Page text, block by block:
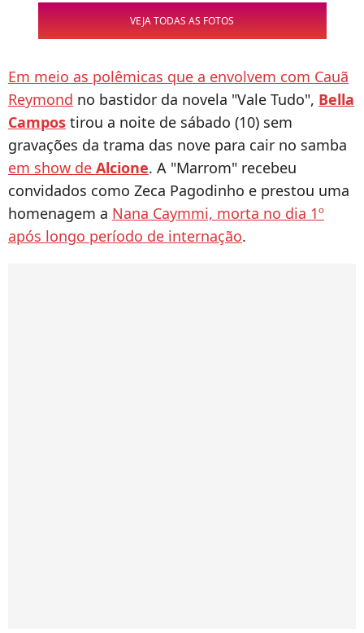
VEJA TODAS AS FOTOS
Em meio as polêmicas que a envolvem com Cauã
Reymond no bastidor da novela "Vale Tudo", Bella
Campos tirou a noite de sábado (10) sem
gravações da trama das nove para cair no samba
em show de Alcione. A "Marrom" recebeu
convidados como Zeca Pagodinho e prestou uma
homenagem a Nana Caymmi, morta no dia 1º
após longo período de internação.